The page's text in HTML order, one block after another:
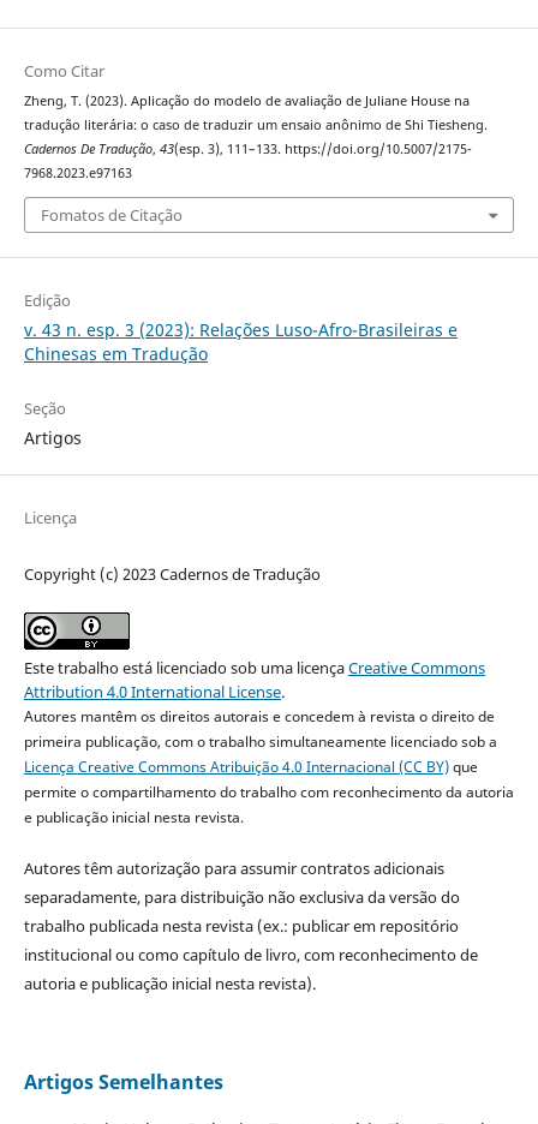
Como Citar
Zheng, T. (2023). Aplicação do modelo de avaliação de Juliane House na
tradução literária: o caso de traduzir um ensaio anônimo de Shi Tiesheng.
Cadernos De Tradução, 43(esp. 3), 111–133. https://doi.org/10.5007/2175-
7968.2023.e97163
Fomatos de Citação
Edição
v. 43 n. esp. 3 (2023): Relações Luso-Afro-Brasileiras e
Chinesas em Tradução
Seção
Artigos
Licença
Copyright (c) 2023 Cadernos de Tradução
Este trabalho está licenciado sob uma licençaCreative Commons
Attribution 4.0 International License.
Autores mantêm os direitos autorais e concedem à revista o direito de
primeira publicação, com o trabalho simultaneamente licenciado sob a
Licença Creative Commons Atribuição 4.0 Internacional (CC BY)que
permite o compartilhamento do trabalho com reconhecimento da autoria
e publicação inicial nesta revista.
Autores têm autorização para assumir contratos adicionais
separadamente, para distribuição não exclusiva da versão do
trabalho publicada nesta revista (ex.: publicar em repositório
institucional ou como capítulo de livro, com reconhecimento de
autoria e publicação inicial nesta revista).
Artigos Semelhantes